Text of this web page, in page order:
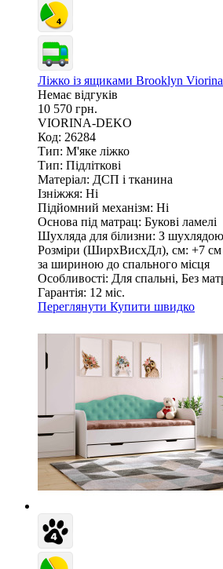
Ліжко із ящиками Brooklyn
Немає відгуків
10 570 грн.
VIORINA-DEKO
Код: 26284
Тип: М'яке ліжко
Тип: Підліткові
Матеріал: ДСП і тканина
Ізніжжя: Ні
Підйомний механізм: Ні
Основа під матрац: Букові ламелі
Шухляда для білизни: З шухлядою
Розміри (ШирxВисxДл), см: +7
за шириною до спального місця
Особливості: Для спальні, Без
Гарантія: 12 міс.
Переглянути Купити швидко